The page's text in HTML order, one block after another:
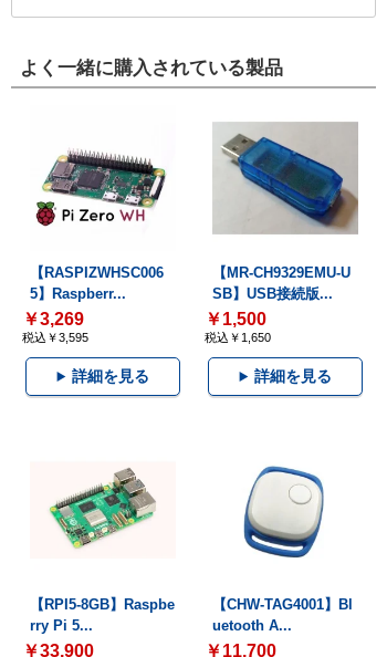
よく一緒に購入されている製品
【RASPIZWHSC006
5】Raspberr...
￥3,269
税込￥3,595
詳細を見る
【MR-CH9329EMU-U
SB】USB接続版...
￥1,500
税込￥1,650
詳細を見る
【RPI5-8GB】Raspbe
rry Pi 5...
￥33,900
【CHW-TAG4001】Bl
uetooth A...
￥11,700